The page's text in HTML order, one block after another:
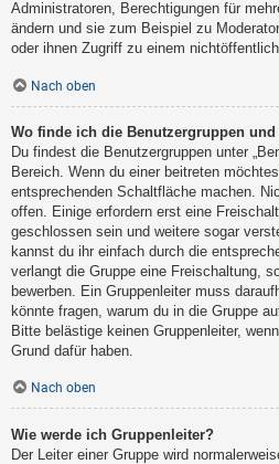
Administratoren, Berechtigungen für
ändern und sie zum Beispiel zu
oder ihnen Zugriff zu einem
Nach oben
Wo finde ich die Benutzergruppen
Du findest die Benutzergruppen unter
Bereich. Wenn du einer beitreten
entsprechenden Schaltfläche machen.
offen. Einige erfordern erst eine
geschlossen sein und weitere sogar
kannst du ihr einfach durch die
verlangt die Gruppe eine Freischaltung,
bewerben. Ein Gruppenleiter muss
könnte fragen, warum du in die Gruppe
Bitte belästige keinen Gruppenleiter,
Grund dafür haben.
Nach oben
Wie werde ich Gruppenleiter?
Der Leiter einer Gruppe wird